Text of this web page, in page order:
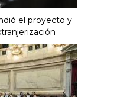
el proyecto y